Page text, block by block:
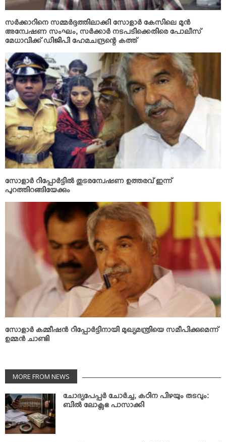
സര്‍ക്കാറിനെ സമ്മര്‍ദ്ദത്തിലാക്കി സോളാര്‍ കേസിലെ മുന്‍
അന്വേഷണ സംഘം; സര്‍ക്കാര്‍ നടപടിക്കെതിരെ പോലീസ്
മേധാവിക്ക് ഡിജിപി ഹേമചന്ദ്രന്റെ കത്ത്
സോളാര്‍ റിപ്പോര്‍ട്ടില്‍ തുടരന്വേഷണ ഉത്തരവ് ഇന്ന്
പുറത്തിറങ്ങിയേക്കും
സോളാര്‍ കമ്മീഷന്‍ റിപ്പോര്‍ട്ടിനായി മുഖ്യമന്ത്രിയെ സമീപിക്കുമെന്ന്
ഉമ്മന്‍ ചാണ്ടി
MORE FROM NEWS
ചോദ്യപേപ്പര്‍ ചോര്‍ച്ച; കഠിന പിഴയും തടവും:
ബില്‍ ലോക്സഭ പാസാക്കി